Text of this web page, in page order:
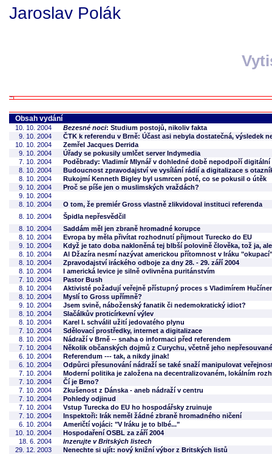
Jaroslav Polák
Obsah vydání
10. 10. 2004 Bezesné noci: Studium postojů, nikoliv fakta
9. 10. 2004
ČTK k referendu v Brně: Účast asi nebyla dostatečná, výsledek
10. 10. 2004
Zemřel Jacques Derrida
9. 10. 2004
Úřady se pokusily umlčet server Indymedia
7. 10. 2004
Poděbrady: Vladimír Mlynář v dohledné době nepodpoří
8. 10. 2004
Budoucnost zpravodajství ve vysílání rádií a digitalizace s
8. 10. 2004
Rukojmí Kenneth Bigley byl usmrcen poté, co se pokusil o útěk
9. 10. 2004
Proč se píše jen o muslimských vraždách?
9. 10. 2004
8. 10. 2004
O tom, že premiér Gross vlastně zlikvidoval instituci referenda
8. 10. 2004
Špidla nepřesvědčil
8. 10. 2004
Saddám měl jen zbraně hromadné korupce
8. 10. 2004
Evropa by měla přivítat rozhodnutí přijmout Turecko do EU
9. 10. 2004
Když je tato doba nakloněná tej blbší polovině člověka, tož ja,
8. 10. 2004
Al Džazíra nesmí nazývat americkou přítomnost v Iráku "okupací"
8. 10. 2004
Zpravodajství iráckého odboje za dny 28. - 29. září 2004
8. 10. 2004
I americká levice je silně ovlivněna puritánstvím
7. 10. 2004
Pastor Bush
8. 10. 2004
Aktivisté požadují veřejně přístupný proces s Vladimírem
8. 10. 2004
Myslí to Gross upřímně?
9. 10. 2004
Jsem svině, náboženský fanatik či nedemokratický idiot?
8. 10. 2004
Slačálkův proticírkevní výlev
8. 10. 2004
Karel I. schválil užití jedovatého plynu
7. 10. 2004
Sdělovací prostředky, internet a digitalizace
8. 10. 2004
Nádraží v Brně -- snaha o informaci před referendem
7. 10. 2004
Několik občanských dojmů z Curychu, včetně jeho
6. 10. 2004
Referendum --- tak, a nikdy jinak!
6. 10. 2004
Odpůrci přesunování nádraží se také snaží manipulovat
7. 10. 2004
Moderní politika je založena na decentralizovaném, lokálním
7. 10. 2004
Čí je Brno?
7. 10. 2004
Zkušenost z Dánska - aneb nádraží v centru
7. 10. 2004
Pohledy odjinud
7. 10. 2004
Vstup Turecka do EU ho hospodářsky zruinuje
7. 10. 2004
Inspektoři: Irák neměl žádné zbraně hromadného ničení
6. 10. 2004
Američtí vojáci: "V Iráku je to blbé..."
10. 10. 2004
Hospodaření OSBL za září 2004
18. 6. 2004
Inzerujte v Britských listech
29. 12. 2003
Nenechte si ujít: nový knižní výbor z Britských listů